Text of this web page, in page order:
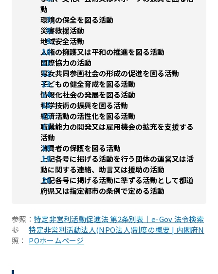
動
環境の保全を図る活動
災害救援活動
地域安全活動
人権の擁護又は平和の推進を図る活動
国際協力の活動
男女共同参画社会の形成の促進を図る活動
子どもの健全育成を図る活動
情報化社会の発展を図る活動
科学技術の振興を図る活動
経済活動の活性化を図る活動
職業能力の開発又は雇用機会の拡充を支援する
活動
消費者の保護を図る活動
上記各号に掲げる活動を行う団体の運営又は活
動に関する連絡、助言又は援助の活動
上記各号に掲げる活動に準ずる活動として都道
府県又は指定都市の条例で定める活動
参照： 特定非営利活動促進法 第2条別表｜e-Gov 法令検索
参
照：
特定非営利活動法人(NPO法人)制度の概要 | 内閣府N
POホームページ